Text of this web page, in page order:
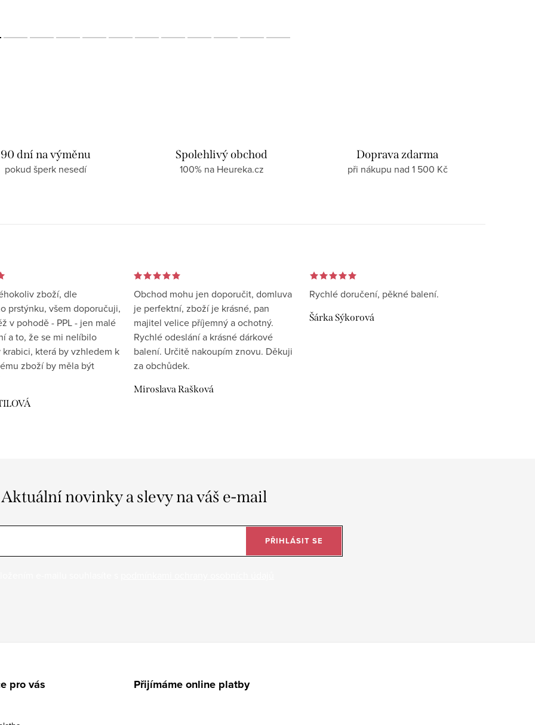
90 dní na výměnu
pokud šperk nesedí
Spolehlivý obchod
100% na Heureka.cz
Doprava zdarma
při nákupu nad 1 500 Kč
zboží, dle
prstýnku, všem doporučuji,
v pohodě - PPL - jen malé
a to, že se mi nelíbilo
která by vzhledem k
zboží by měla být
Obchod mohu jen doporučit, domluva
je perfektní, zboží je krásné, pan
majitel velice příjemný a ochotný.
Rychlé odeslání a krásné dárkové
balení. Určitě nakoupím znovu. Děkuji
za obchůdek.
Miroslava Rašková
Rychlé doručení, pěkné balení.
Šárka Sýkorová
Aktuální novinky a slevy na váš e-mail
PŘIHLÁSIT SE
pro vás Přijímáme online platby